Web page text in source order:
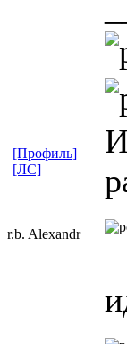
[Профиль]
[ЛС]
r.b. Alexandr